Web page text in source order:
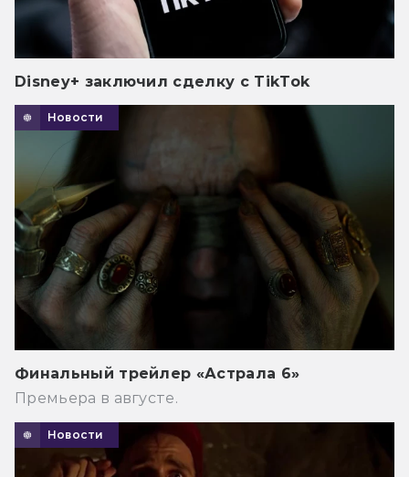
Disney+ заключил сделку с TikTok
Новости
Финальный трейлер «Астрала 6»
Премьера в августе.
Новости